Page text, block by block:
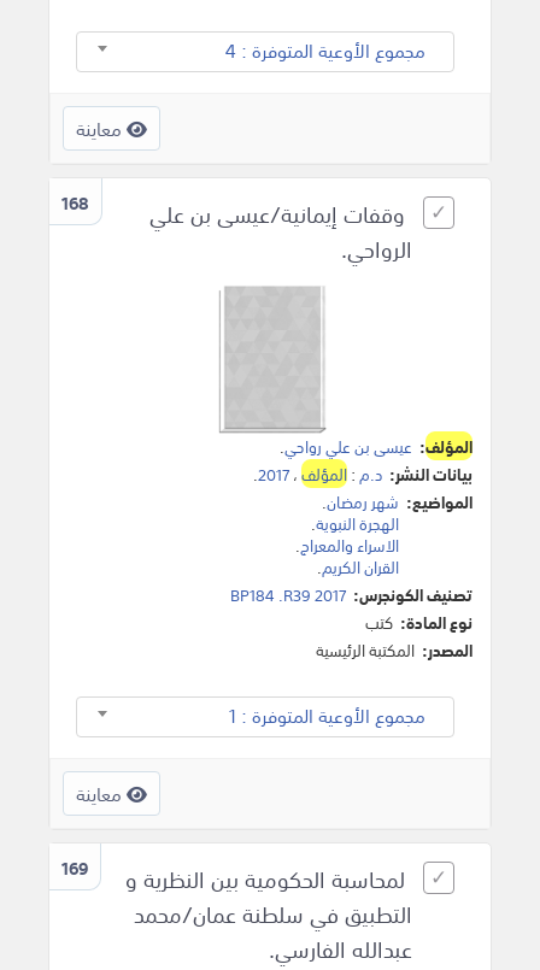
مجموع الأوعية المتوفرة : 4
معاينة
168
وقفات إيمانية/عيسى بن علي
الرواحي.
المؤلف: عيسى بن علي رواحي.
بيانات النشر: د.م:المؤلف،2017
.
المواضيع: شهر رمضان.
الهجرة النبوية.
الاسراء والمعراج.
القران الكريم.
تصنيف الكونجرس: BP184 .R39 2017
نوع المادة: كتب
المصدر: المكتبة الرئيسية
مجموع الأوعية المتوفرة : 1
معاينة
169
لمحاسبة الحكومية بين النظرية و
التطبيق في سلطنة عمان/محمد
عبدالله الفارسي.